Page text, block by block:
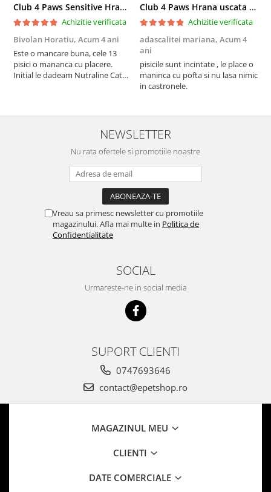
Club 4 Paws Sensitive Hrana uscata pisici adulte, 14kg
Achizitie verificata
Bivolan Horatiu, Acum 4 ani
Este o mancare buna, cele 13
pisici o mananca cu placere.
Initial le dadeam Nutraline Cat
nu o mananca cu placere. Eu
sunt multumit si voi continua cu
Club 4 Paws Hrana uscata pisici sterilizate, 2kg
Achizitie verificata
adascalitei mariana, Acum 4
ani
pisicile sunt incintate , le place o
maninca cu pofta si nu lasa nimic
in castronele.
NEWSLETTER
Nu rata ofertele si promotiile noastre
Vreau sa primesc newsletter cu promotiile
magazinului. Afla mai multe in Politica de
Confidentialitate
SOCIAL
Urmareste-ne in social media
SUPORT CLIENTI
0747693646
contact@epetshop.ro
MAGAZINUL MEU
CLIENTI
DATE COMERCIALE